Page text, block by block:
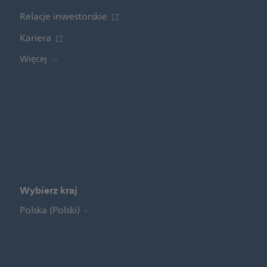
Relacje inwestorskie
Kariera
Więcej
Wybierz kraj
Polska (Polski)